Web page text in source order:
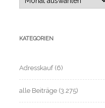
KATEGORIEN
Adresskauf(6)
alle Beiträge (3.275)